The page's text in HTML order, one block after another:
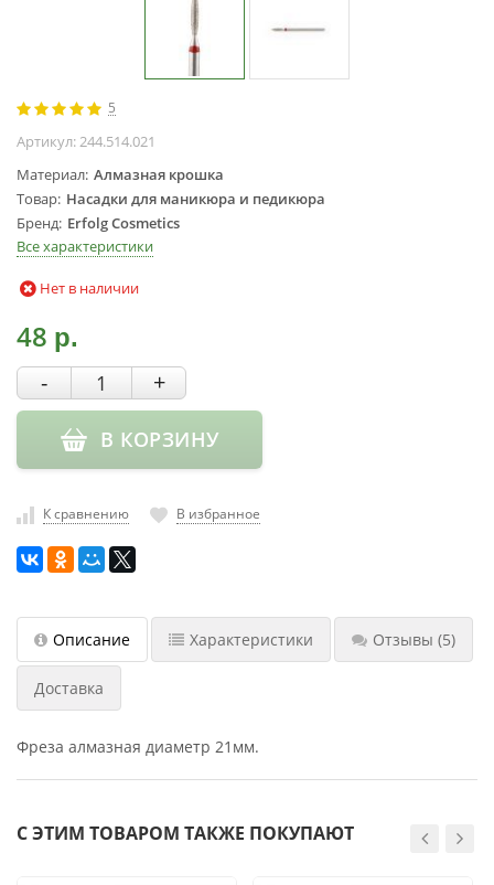
Пылесосы
Стерилизаторы
УЗ-ванны
Фрезы и
насадки
Хранение
инструмента
РАСПРОДАЖА
5
Артикул:244.514.021
Материал Алмазная крошка
Товар Насадки для маникюра и педикюра
Бренд Erfolg Cosmetics
Все характеристики
Нет в наличии
48 р.
- +
В КОРЗИНУ
К сравнению В избранное
Описание Характеристики Отзывы (5)
Доставка
Фреза алмазная диаметр 21мм.
С ЭТИМ ТОВАРОМ ТАКЖЕ ПОКУПАЮТ